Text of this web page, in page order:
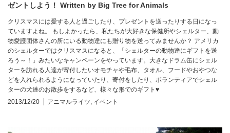
ゼントしよう！ Written by Big Tree for Animals
クリスマスには愛する人と過ごしたり、プレゼントを送ったりする日になっ
ていますよね。 もしよかったら、私たちが大好きな保健所やシェルター、動
物愛護団体さんの所にいる動物達にも贈り物を送ってみませんか？ アメリカ
のシェルターではクリスマスになると、「シェルターの動物達にギフトを送
ろう～！」みたいなキャンペーンをやっています。大きなドラム缶にシェル
ターを訪れる人達が寄付したいオモチャや毛布、タオル、フードやおやつな
どを入れられるようになっていたり、寄付をしたり、ボランティアでシェル
ターの犬達のお散歩をするなど、様々な形でのギフト♥
2013/12/20
アニマルライツ イベント